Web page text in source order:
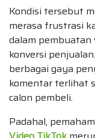
Kondisi tersebut
merasa frustrasi
dalam pembuatan
konversi
berbagai gaya
komentar terlihat
calon pembeli.
Padahal,